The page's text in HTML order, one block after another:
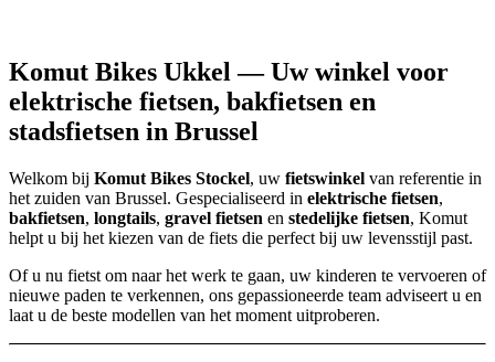
Komut Bikes Ukkel — Uw winkel voor
elektrische fietsen, bakfietsen en
stadsfietsen in Brussel
Welkom bij Komut Bikes Stockel, uw fietswinkel van referentie in
het zuiden van Brussel. Gespecialiseerd in elektrische fietsen,
bakfietsen, longtails, gravel fietsen en stedelijke fietsen, Komut
helpt u bij het kiezen van de fiets die perfect bij uw levensstijl past.
Of u nu fietst om naar het werk te gaan, uw kinderen te vervoeren of
nieuwe paden te verkennen, ons gepassioneerde team adviseert u en
laat u de beste modellen van het moment uitproberen.